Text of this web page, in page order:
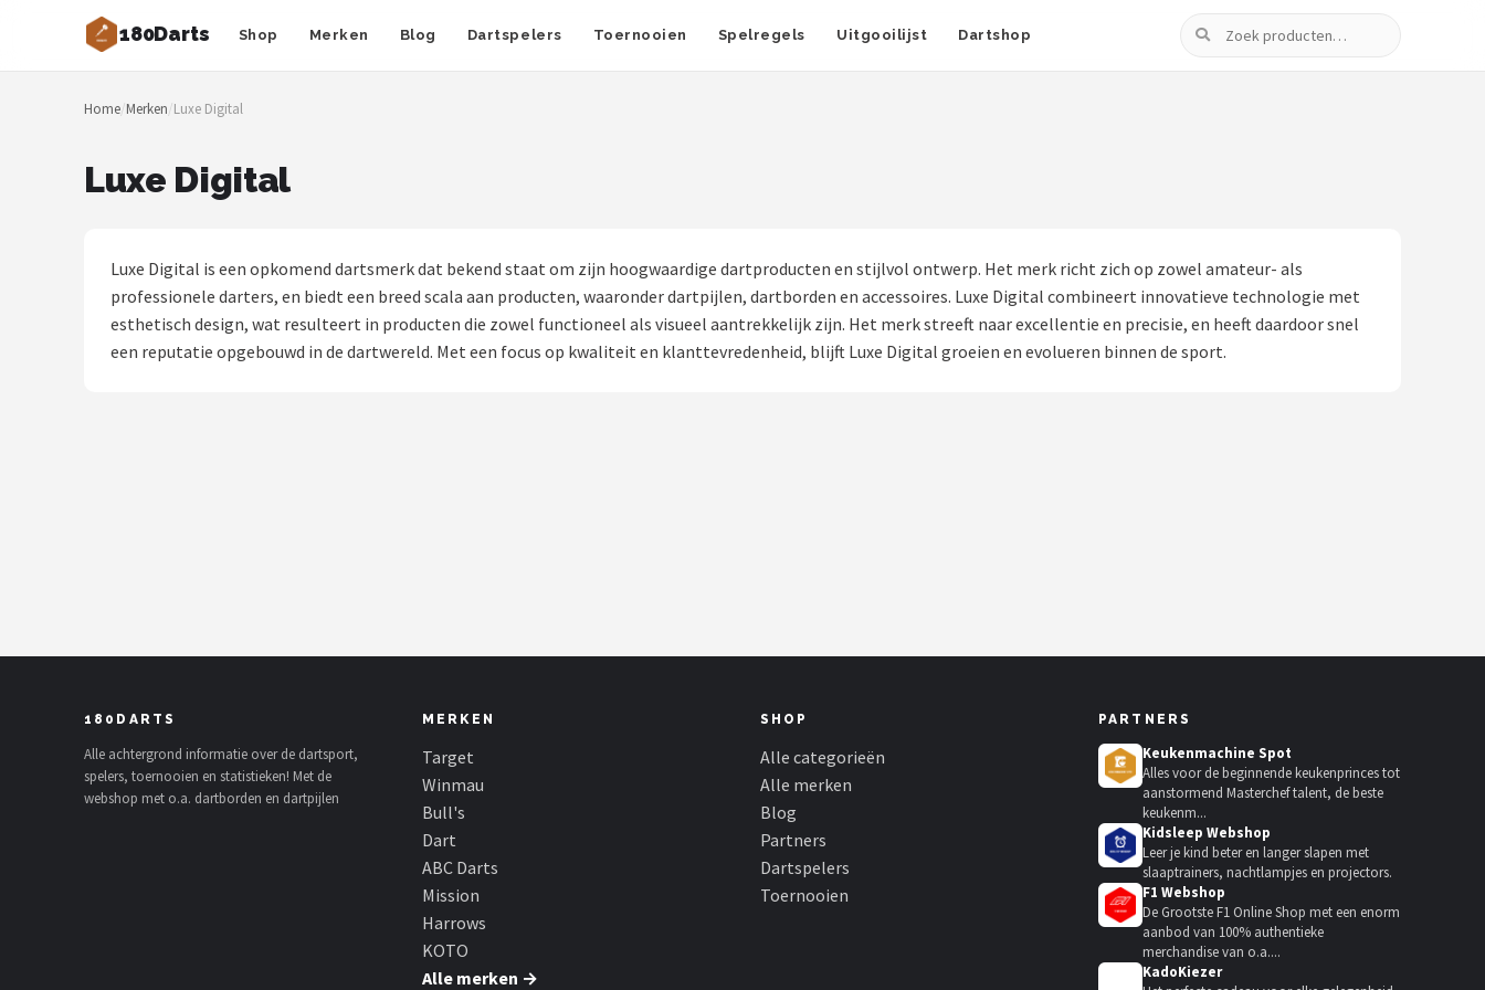
180Darts Shop Merken Blog Dartspelers Toernooien Spelregels Uitgooilijst Dartshop
Zoeken
Zoeken
NAVIGATIE
Dartspelers
Bull's
Home/Merken/Luxe Digital
Luxe Digital
Luxe Digital is een opkomend dartsmerk dat bekend staat om zijn hoogwaardige dartproducten en stijlvol ontwerp. Het merk richt zich op zowel amateur- als
professionele darters, en biedt een breed scala aan producten, waaronder dartpijlen, dartborden en accessoires. Luxe Digital combineert innovatieve technologie met
esthetisch design, wat resulteert in producten die zowel functioneel als visueel aantrekkelijk zijn. Het merk streeft naar excellentie en precisie, en heeft daardoor snel
een reputatie opgebouwd in de dartwereld. Met een focus op kwaliteit en klanttevredenheid, blijft Luxe Digital groeien en evolueren binnen de sport.
180DARTS
Alle achtergrond informatie over de dartsport,
spelers, toernooien en statistieken! Met de
webshop met o.a. dartborden en dartpijlen
MERKEN
Target
Winmau
Bull's
Dart
ABC Darts
Mission
Harrows
KOTO
Alle merken →
SHOP
Alle categorieën
Alle merken
Blog
Partners
Dartspelers
Toernooien
PARTNERS
Keukenmachine Spot
Alles voor de beginnende keukenprinces tot
aanstormend Masterchef talent, de beste
keukenm...
Kidsleep Webshop
Leer je kind beter en langer slapen met
slaaptrainers, nachtlampjes en projectors.
F1 Webshop
De Grootste F1 Online Shop met een enorm
aanbod van 100% authentieke
merchandise van o.a....
KadoKiezer